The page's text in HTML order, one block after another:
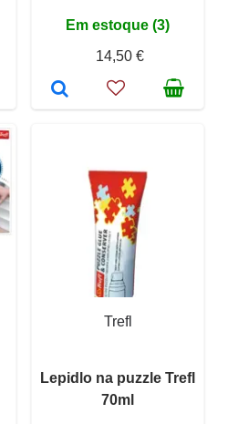
Em estoque (3)
14,50 €
Trefl
Lepidlo na puzzle Trefl
70ml